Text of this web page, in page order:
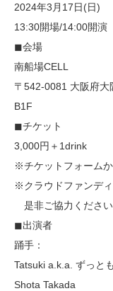
2024年3月17日(日)
13:30開場/14:00開演
◼︎会場
南船場CELL
〒542-0081 大阪府
B1F
◼︎チケット
3,000円＋1drink
※チケットフォーム
※クラウドファンディ
是非ご協力ください
◼︎出演者
踊手：
Tatsuki a.k.a. ずっとも
Shota Takada